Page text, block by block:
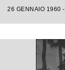
26 GENNAIO 1960